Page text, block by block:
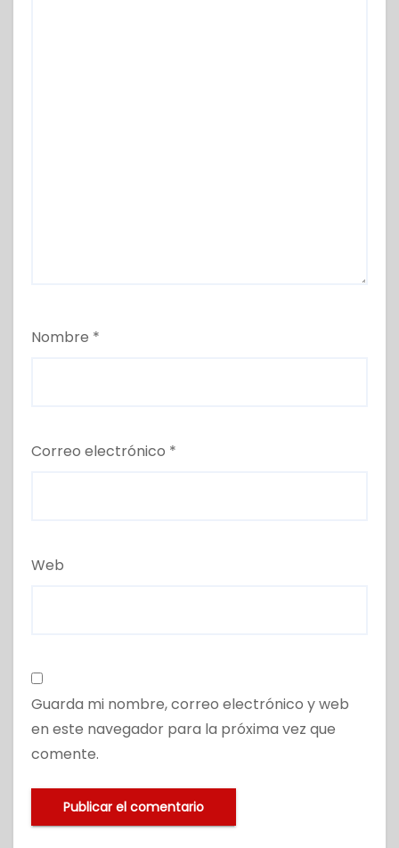
Nombre *
Correo electrónico *
Web
Guarda mi nombre, correo electrónico y web
en este navegador para la próxima vez que
comente.